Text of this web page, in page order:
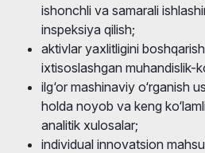
ishonchli va samarali
inspeksiya qilish;
aktivlar yaxlitligini
ixtisoslashgan muhandislik-
ilg‘or mashinaviy o‘rganish
holda noyob va keng
analitik xulosalar;
individual innovatsion